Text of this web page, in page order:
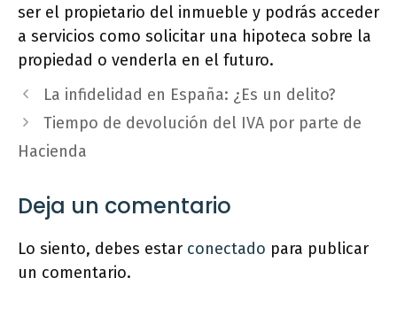
ser el propietario del inmueble y podrás acceder
a servicios como solicitar una hipoteca sobre la
propiedad o venderla en el futuro.
La infidelidad en España: ¿Es un delito?
Tiempo de devolución del IVA por parte de
Hacienda
Deja un comentario
Lo siento, debes estar conectado para publicar
un comentario.